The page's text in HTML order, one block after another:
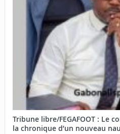
Tribune libre/FEGAFOOT : Le
la chronique d’un nouveau